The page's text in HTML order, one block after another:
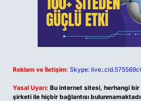
Reklam ve İletişim: Skype:
Yasal Uyarı: Bu internet sitesi, herhangi bir
şirketi ile hiçbir bağlantısı